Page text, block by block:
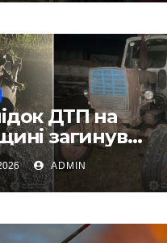
ДТП на
загинув
водій
а
ADMIN